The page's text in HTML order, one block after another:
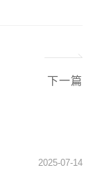
下一篇
2025-07-14